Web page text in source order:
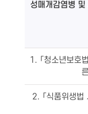
성매개감염병
1. 「청소년보호
2. 「식품위생